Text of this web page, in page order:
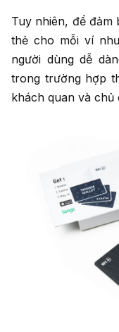
Tuy nhiên, để đảm
thẻ cho mỗi ví
người dùng dễ
trong trường hợp
khách quan và chủ